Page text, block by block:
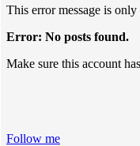
This error message is
Error: No posts found.
Make sure this account
Follow me